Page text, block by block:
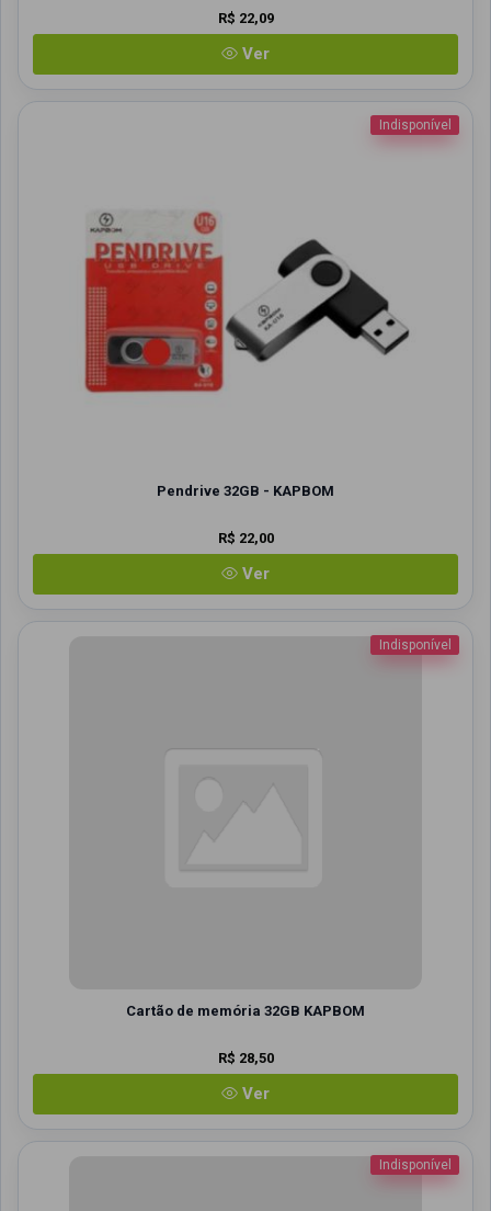
R$ 22,09
Ver
Indisponível
Pendrive 32GB - KAPBOM
R$ 22,00
Ver
Indisponível
Cartão de memória 32GB KAPBOM
R$ 28,50
Ver
Indisponível